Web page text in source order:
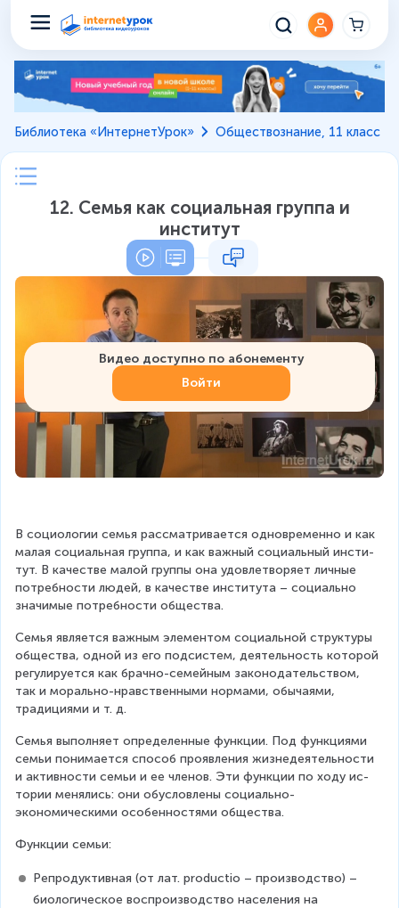
Библиотека «ИнтернетУрок» Обществознание, 11 класс
12. Семья как социальная группа и
институт
Видео доступно по абонементу
Войти
В социологии семья рассматривается одновременно и как
малая социальная группа, и как важный социальный инсти­
тут. В качестве малой группы она удовлетворяет личные
пот­ребности людей, в качестве института – социально
значимые потребности общества.
Семья является важным элементом социальной структуры
общества, одной из его подсистем, деятельность которой
регу­лируется как брачно-семейным законодательством,
так и мо­рально-нравственными нормами, обычаями,
традициями и т. д.
Семья выполняет определенные функции. Под функция­ми
семьи понимается способ проявления жизнедеятельнос­ти
и активности семьи и ее членов. Эти функции по ходу ис­
тории менялись: они обусловлены социально-
экономически­ми особенностями общества.
Функции семьи:
Репродуктивная (от лат. productio – производ­ство) –
биологическое воспроизводство населения на